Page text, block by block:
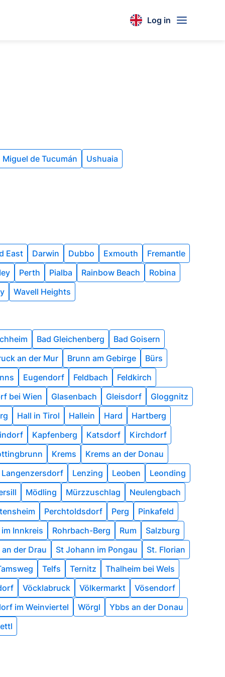
Log in
Miguel de Tucumán Ushuaia
East Darwin Dubbo Exmouth
Fremantle
Perth Pialba Rainbow Beach
Robina
Wavell Heights
Bad Gleichenberg
Bad Goisern
an der Mur Brunn am Gebirge
Bürs
Eugendorf Feldbach
Feldkirch
bei Wien Glasenbach Gleisdorf
Gloggnitz
Hall in Tirol Hallein Hard
Hartberg
Kapfenberg Katsdorf
Kirchdorf
Krems
Krems an der Donau
Langenzersdorf Lenzing Leoben
Leonding
Mödling Mürzzuschlag
Neulengbach
Perchtoldsdorf Perg
Pinkafeld
im Innkreis Rohrbach-Berg Rum
Salzburg
der Drau St Johann im Pongau
St. Florian
Telfs Ternitz
Thalheim bei Wels
Vöcklabruck Völkermarkt
Vösendorf
im Weinviertel Wörgl
Ybbs an der Donau